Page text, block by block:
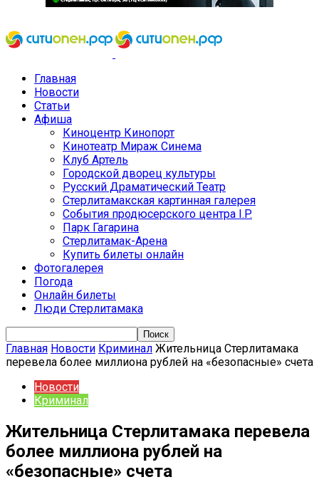
Главная
Новости
Статьи
Афиша
Киноцентр Кинопорт
Кинотеатр Мираж Синема
Клуб Артель
Городской дворец культуры
Русский Драматический Театр
Стерлитамакская картинная галерея
События продюсерского центра I.P.
Парк Гагарина
Стерлитамак-Арена
Купить билеты онлайн
Фотогалерея
Погода
Онлайн билеты
Люди Стерлитамака
Главная Новости Криминал Жительница Стерлитамака
перевела более миллиона рублей на «безопасные» счета
Новости
Криминал
Жительница Стерлитамака перевела
более миллиона рублей на
«безопасные» счета